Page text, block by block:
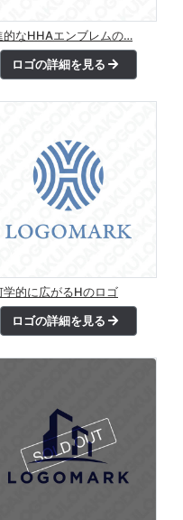
的なHHAエンブレムの…
ロゴの詳細を見る
学的に広がるHのロゴ
ロゴの詳細を見る